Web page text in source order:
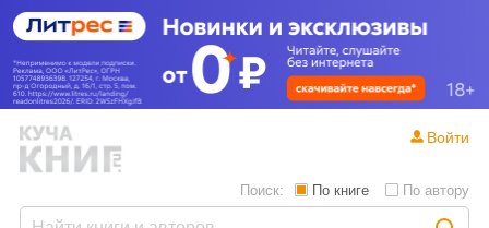
Поиск: По книге По автору
Войти